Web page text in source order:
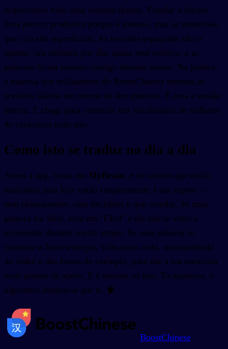
esquecemos tudo uma semana depois. Estudar à última
hora parece produtivo porque é intenso, mas as memórias
que cria são superficiais. As revisões espaçadas são o
oposto: uns minutos por dia, quase sem esforço, e as
palavras ficam mesmo contigo durante meses. Na prática,
a maioria dos utilizadores do BoostChinese termina as
revisões diárias em menos de dez minutos. É essa a sessão
inteira. E chega para construir um vocabulário de milhares
de caracteres num ano.
Como isto se traduz no dia a dia
Abres a app, tocas em MyBrain, e os cartões que estão
marcados para hoje estão simplesmente à tua espera —
sem planeamento, sem decidires o que estudar. Se uma
palavra for fácil, toca em "Fácil" e ela não te volta a
incomodar durante muito tempo. Se uma palavra te
continua a fazer tropeçar, volta mais cedo, acompanhada
do vídeo e das frases de exemplo, para dar à tua memória
mais pontos de apoio. E é mesmo só isto. Tu apareces, o
algoritmo lembra-se por ti. 🧠
BoostChinese